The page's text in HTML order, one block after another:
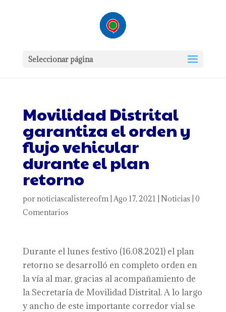
Seleccionar página
Movilidad Distrital
garantiza el orden y
flujo vehicular
durante el plan
retorno
por noticiascalistereofm| Ago 17, 2021 Noticias 0
Comentarios
Durante el lunes festivo (16.08.2021) el plan
retorno se desarrolló en completo orden en
la vía al mar, gracias al acompañamiento de
la Secretaría de Movilidad Distrital. A lo largo
y ancho de este importante corredor vial se